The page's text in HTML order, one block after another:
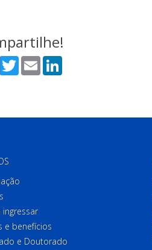
Facebook
TwitterEmail
ingressar
e benefícios
e Doutorado